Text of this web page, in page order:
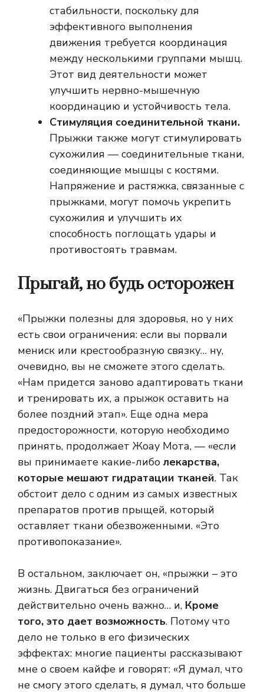
стабильности, поскольку для
эффективного выполнения
движения требуется координация
между несколькими группами мышц.
Этот вид деятельности может
улучшить нервно-мышечную
координацию и устойчивость тела.
Стимуляция соединительной ткани.
Прыжки также могут стимулировать
сухожилия — соединительные ткани,
соединяющие мышцы с костями.
Напряжение и растяжка, связанные с
прыжками, могут помочь укрепить
сухожилия и улучшить их
способность поглощать удары и
противостоять травмам.
Прыгай, но будь осторожен
«Прыжки полезны для здоровья, но у них
есть свои ограничения: если вы порвали
мениск или крестообразную связку… ну,
очевидно, вы не сможете этого сделать.
«Нам придется заново адаптировать ткани
и тренировать их, а прыжок оставить на
более поздний этап». Еще одна мера
предосторожности, которую необходимо
принять, продолжает Жоау Мота, — «если
вы принимаете какие-либо лекарства,
которые мешают гидратации тканей. Так
обстоит дело с одним из самых известных
препаратов против прыщей, который
оставляет ткани обезвоженными. «Это
противопоказание».
В остальном, заключает он, «прыжки – это
жизнь. Двигаться без ограничений
действительно очень важно… и, Кроме
того, это дает возможность. Потому что
дело не только в его физических
эффектах: многие пациенты рассказывают
мне о своем кайфе и говорят: «Я думал, что
не смогу этого сделать, я думал, что больше